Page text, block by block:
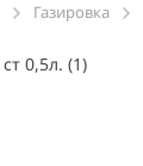
Газировка